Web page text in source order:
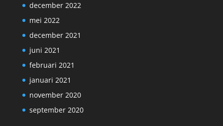
december 2022
mei 2022
december 2021
juni 2021
februari 2021
januari 2021
november 2020
september 2020